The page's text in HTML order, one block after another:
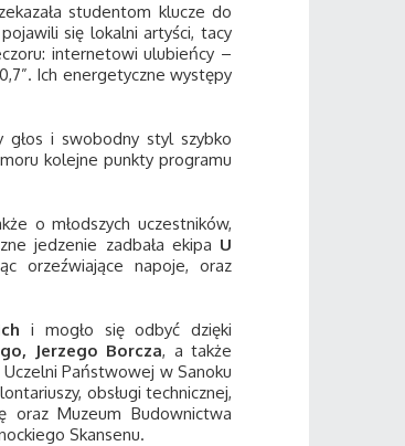
studentom klucze do
się lokalni artyści, tacy
internetowi ulubieńcy –
Ich energetyczne występy
głos i swobodny styl szybko
kolejne punkty programu
o młodszych uczestników,
jedzenie zadbała ekipa U
orzeźwiające napoje, oraz
i mogło się odbyć dzięki
Jerzego Borcza, a także
Państwowej w Sanoku
obsługi technicznej,
oraz Muzeum Budownictwa
Skansenu.